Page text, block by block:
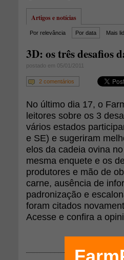
Artigos e notícias
Por relevância Por data Mais
3D: os três desafios
postado em 05/01/2011
2 comentários
No último dia 17, o
leitores sobre os 3
vários estados
e SE) e sugeriram
elos da cadeia ovina
mesma enquete e os
produtores e mão de
carne, ausência de
padronização e
foram citados
Acesse e confira a